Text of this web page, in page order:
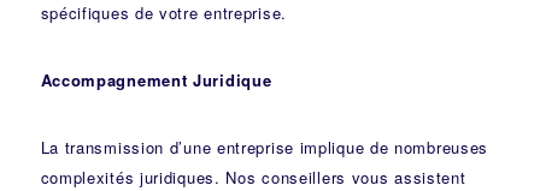
spécifiques de votre entreprise.
Accompagnement Juridique
La transmission d’une entreprise implique de nombreuses
complexités juridiques. Nosconseillers vous assistent